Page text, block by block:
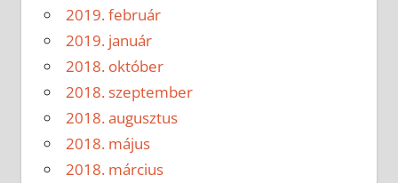
2019. február
2019. január
2018. október
2018. szeptember
2018. augusztus
2018. május
2018. március